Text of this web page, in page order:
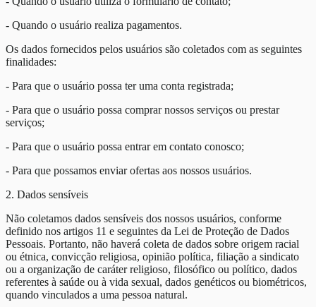
- Quando o usuário realiza pagamentos.
Os dados fornecidos pelos usuários são coletados com as seguintes
finalidades:
- Para que o usuário possa ter uma conta registrada;
- Para que o usuário possa comprar nossos serviços ou prestar
serviços;
- Para que o usuário possa entrar em contato conosco;
- Para que possamos enviar ofertas aos nossos usuários.
2. Dados sensíveis
Não coletamos dados sensíveis dos nossos usuários, conforme
definido nos artigos 11 e seguintes da Lei de Proteção de Dados
Pessoais. Portanto, não haverá coleta de dados sobre origem racial
ou étnica, convicção religiosa, opinião política, filiação a sindicato
ou a organização de caráter religioso, filosófico ou político, dados
referentes à saúde ou à vida sexual, dados genéticos ou biométricos,
quando vinculados a uma pessoa natural.